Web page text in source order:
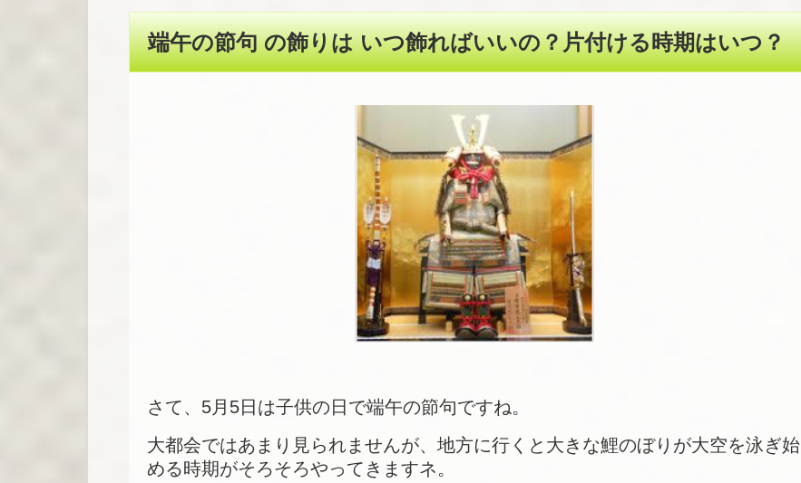
端午の節句 の飾りは いつ飾ればいいの？片付ける時期はいつ？
さて、5月5日は子供の日で端午の節句ですね。
大都会ではあまり見られませんが、地方に行くと大きな鯉のぼりが大空を泳ぎ始
める時期がそろそろやってきますネ。